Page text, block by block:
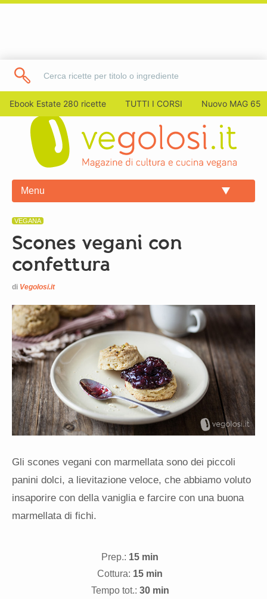
Ebook Estate 280 ricette TUTTI I CORSI Nuovo MAG 65
Menu
VEGANA
Scones vegani con
confettura
di Vegolosi.it
Gli scones vegani con marmellata sono dei piccoli
panini dolci, a lievitazione veloce, che abbiamo voluto
insaporire con della vaniglia e farcire con una buona
marmellata di fichi.
Prep.: 15 min
Cottura: 15 min
Tempo tot.: 30 min